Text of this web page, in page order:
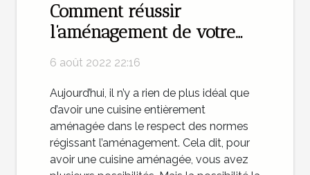
Comment réussir
l’aménagement de votre
cuisine avec une agence
spécialisée du domaine ?
6 août 2022 22:16
Aujourd’hui, il n’y a rien de plus idéal que
d’avoir une cuisine entièrement
aménagée dans le respect des normes
régissant l’aménagement. Cela dit, pour
avoir une cuisine aménagée, vous avez